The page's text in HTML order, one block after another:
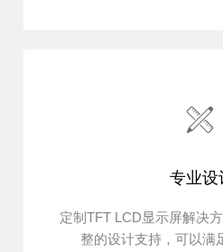
专业设
定制TFT LCD显示屏解决
整的设计支持，可以满